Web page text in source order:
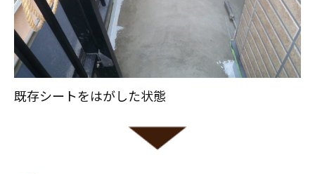
既存シートをはがした状態